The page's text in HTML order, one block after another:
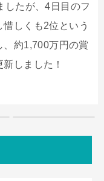
したが、4日目のフ
しくも2位という
約1,700万円の賞
しました！